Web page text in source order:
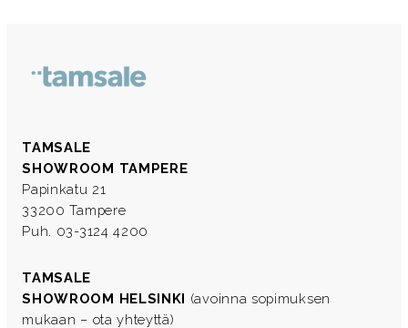
TAMSALE
SHOWROOM TAMPERE
Papinkatu 21
33200 Tampere
Puh. 03-3124 4200
TAMSALE
SHOWROOM HELSINKI (avoinna sopimuksen
mukaan – ota yhteyttä)